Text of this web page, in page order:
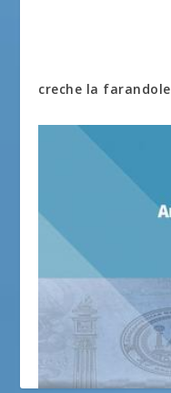
creche la farandole